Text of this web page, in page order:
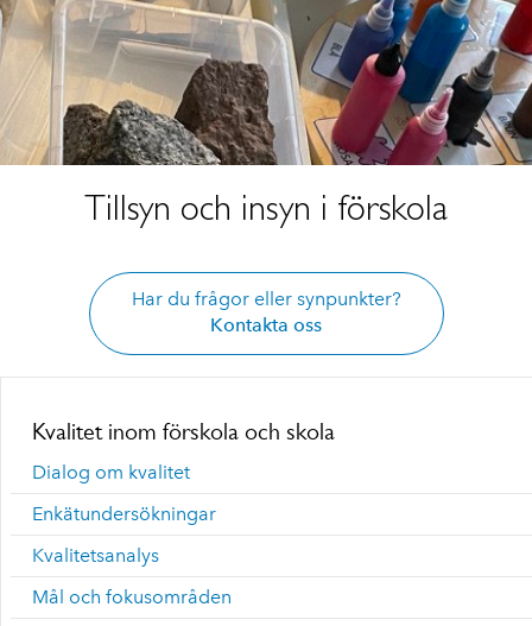
Tillsyn och insyn i förskola
Har du frågor eller synpunkter?
Kontakta oss
Kvalitet inom förskola och skola
Dialog om kvalitet
Enkätundersökningar
Kvalitetsanalys
Mål och fokusområden